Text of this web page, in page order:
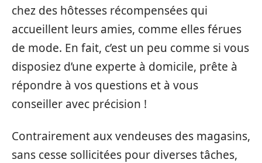
chez des hôtesses récompensées qui
accueillent leurs amies, comme elles férues
de mode. En fait, c’est un peu comme si vous
disposiez d’une experte à domicile, prête à
répondre à vos questions et à vous
conseiller avec précision !
Contrairement aux vendeuses des magasins,
sans cesse sollicitées pour diverses tâches,